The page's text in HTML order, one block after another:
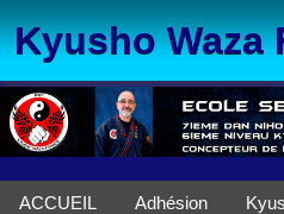
Kyusho Waza
ACCUEIL Adhésion